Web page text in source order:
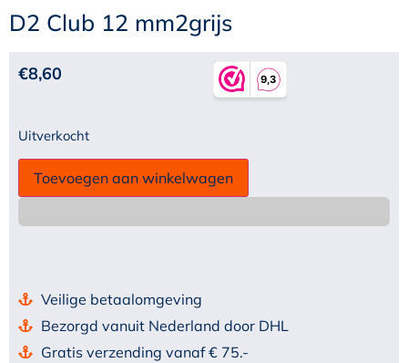
D2 Club 12 mm2grijs
€8,60
Uitverkocht
Toevoegen aan winkelwagen
Veilige betaalomgeving
Bezorgd vanuit Nederland door DHL
Gratis verzending vanaf € 75.-